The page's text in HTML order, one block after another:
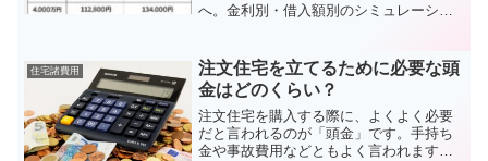
へ。金利別・借入額別のシミュレーショ
額別の早見表例えば、以下のようなシン
プルな表を用意しておくと、...
住宅諸費用
注文住宅を立てるために必要な頭
金はどのくらい？
注文住宅を購入する際に、よくよく必要
だと言われるのが「頭金」です。手持ち
金や事故費用などともよく言われます